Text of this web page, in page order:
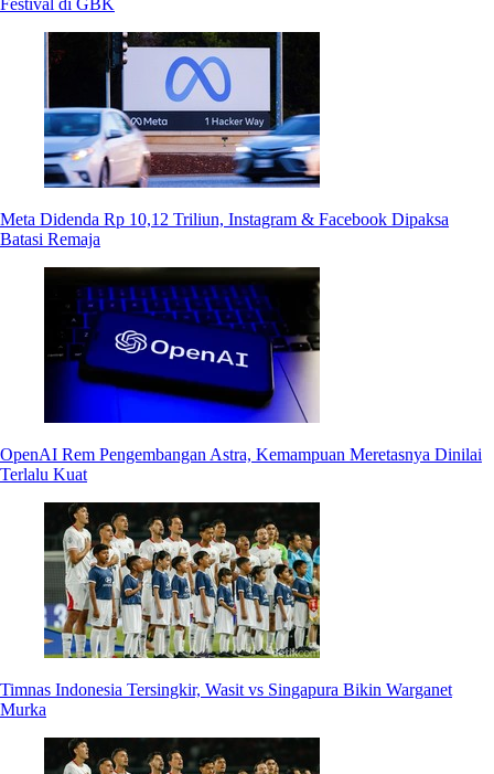
Meta Didenda Rp 10,12 Triliun, Instagram & Facebook Dipaksa
Batasi Remaja
OpenAI Rem Pengembangan Astra, Kemampuan Meretasnya Dinilai
Terlalu Kuat
Timnas Indonesia Tersingkir, Wasit vs Singapura Bikin Warganet
Murka